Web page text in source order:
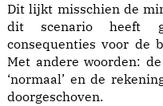
Dit lijkt misschien de
dit scenario heeft
consequenties voor de
Met andere woorden:
‘normaal’ en de
doorgeschoven.